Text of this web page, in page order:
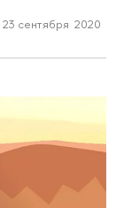
23 сентября 2020